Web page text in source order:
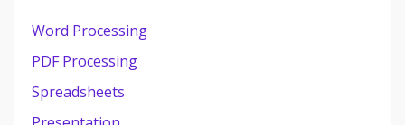
Word Processing
PDF Processing
Spreadsheets